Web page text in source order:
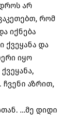
არ
რომ
იქნება
ქვეყანა და
იყო
აზრით,
…მე დიდი